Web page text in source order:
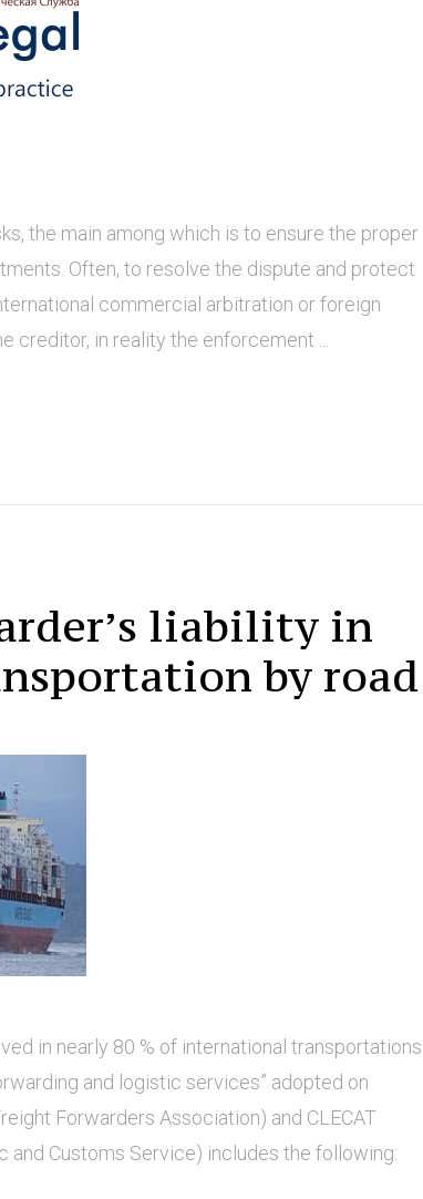
the main among which is to ensure the proper
Often, to resolve the dispute and protect
commercial arbitration or foreign
in reality the enforcement ...
liability in
by road
in nearly 80 % of international transportations
and logistic services” adopted on
Forwarders Association) and CLECAT
and Customs Service) includes the following: